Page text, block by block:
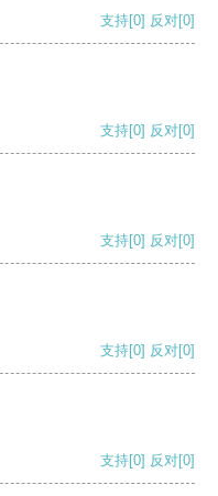
支持[0] 反对[0]
支持[0] 反对[0]
支持[0] 反对[0]
支持[0] 反对[0]
支持[0] 反对[0]